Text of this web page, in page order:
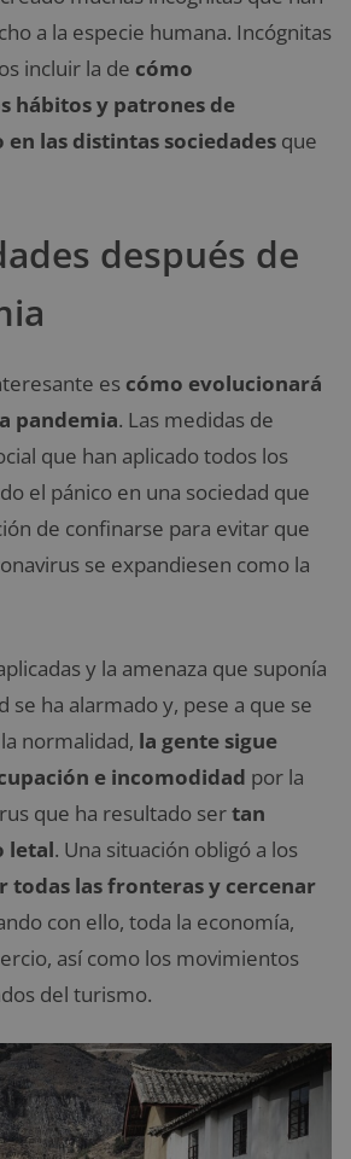
a la especie humana. Incógnitas
incluir la de cómo
hábitos y patrones de
las distintas sociedades que
después de
es cómo evolucionará
pandemia. Las medidas de
que han aplicado todos los
el pánico en una sociedad que
de confinarse para evitar que
se expandiesen como la
y la amenaza que suponía
se ha alarmado y, pese a que se
normalidad, la gente sigue
e incomodidad por la
que ha resultado sertan
letal. Una situación obligó a los
todas las fronteras y cercenar
con ello, toda la economía,
así como los movimientos
del turismo.